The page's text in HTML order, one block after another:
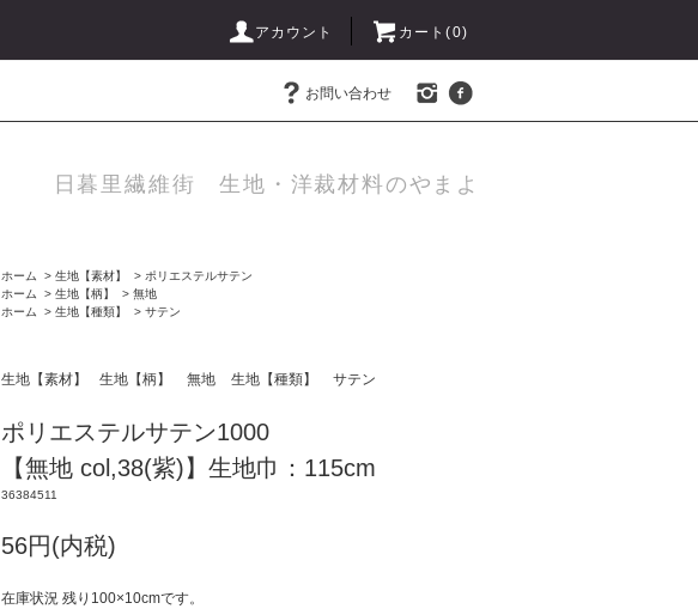
アカウント カート(0)
お問い合わせ
日暮里繊維街 生地・洋裁材料のやまよ
ホーム > 生地【素材】 > ポリエステルサテン
ホーム
> 生地【柄】 > 無地
ホーム
> 生地【種類】 > サテン
生地【素材】 生地【柄】 無地 生地【種類】 サテン
ポリエステルサテン1000
【無地 col,38(紫)】生地巾：115cm
36384511
56円(内税)
在庫状況 残り100×10cmです。